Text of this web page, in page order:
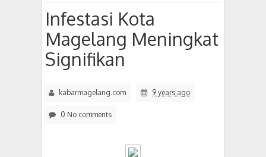
Infestasi Kota
Magelang Meningkat
Signifikan
kabarmagelang.com 9 years ago
0 No comments